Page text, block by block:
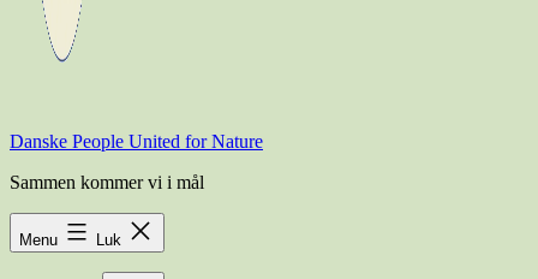
Danske People United for Nature
Sammen kommer vi i mål
Menu Luk